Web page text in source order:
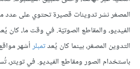
المصغر نشر تدوينات قصيرة تحتوي على عدد
الفيديو، والمقاطع الصوتيّة. في وقت ما، كان
التدوين المصغر، بينما كان يُعدتمبلرأشهر
باستخدام الصور ومقاطع الفيديو. في تويتر،